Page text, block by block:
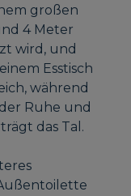
großen
4 Meter
wird, und
Esstisch
während
Ruhe und
das Tal.